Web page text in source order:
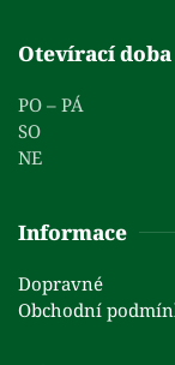
Otevírací doba
PO – PÁ
SO
NE
Informace
Dopravné
Obchodní